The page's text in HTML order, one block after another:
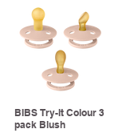
BIBS Try-It Colour 3
pack Blush